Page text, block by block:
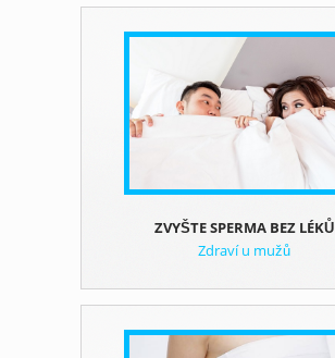
ZVYŠTE SPERMA BEZ LÉKŮ
Zdraví u mužů